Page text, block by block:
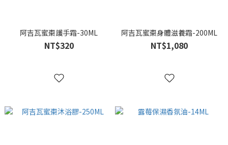
阿吉瓦蜜棗護手霜-30ML
NT$320
阿吉瓦蜜棗身體滋養霜-200ML
NT$1,080